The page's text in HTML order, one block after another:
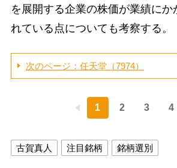
を展開する企業の株価が業績にか
れている点についても考察する。
次のページ：任天堂（7974）
1 2 3 4
古賀真人 注目銘柄 銘柄選別